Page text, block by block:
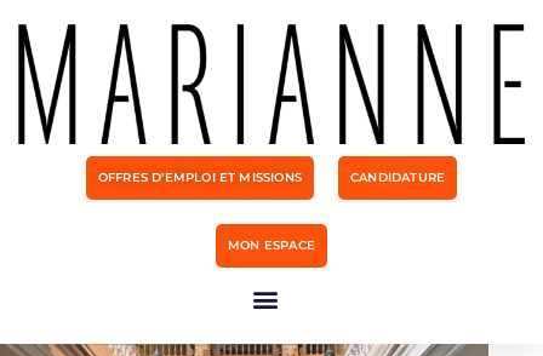
OFFRES D'EMPLOI ET MISSIONS CANDIDATURE
MON ESPACE